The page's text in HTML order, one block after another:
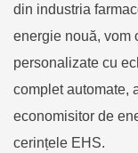
din industria
energie nouă, vom
personalizate cu
complet automate,
economisitor de
cerințele EHS.